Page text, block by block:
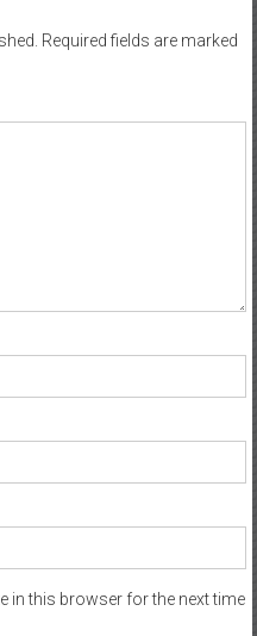
Required fields are marked
in this browser for the next time